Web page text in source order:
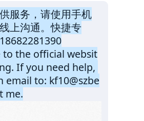
服务，请使用手机
上沟通。快捷专
to the official websit
If you need help,
email to: kf10@szbe
me.